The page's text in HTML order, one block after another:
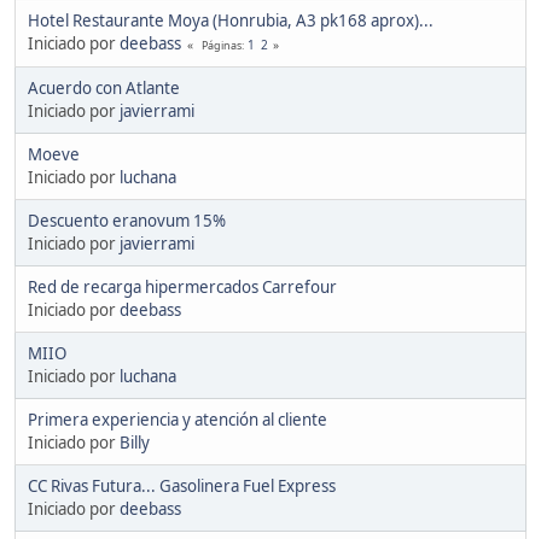
Hotel Restaurante Moya (Honrubia, A3 pk168 aprox)...
Iniciado pordeebass Páginas 1 2
Acuerdo con Atlante
Iniciado por javierrami
Moeve
Iniciado por luchana
Descuento eranovum 15%
Iniciado por javierrami
Red de recarga hipermercados Carrefour
Iniciado pordeebass
MIIO
Iniciado por luchana
Primera experiencia y atención al cliente
Iniciado por Billy
CC Rivas Futura... Gasolinera Fuel Express
Iniciado pordeebass